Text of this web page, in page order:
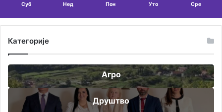
Суб Нед Пон Уто Сре
Категорије
Агро
Друштво